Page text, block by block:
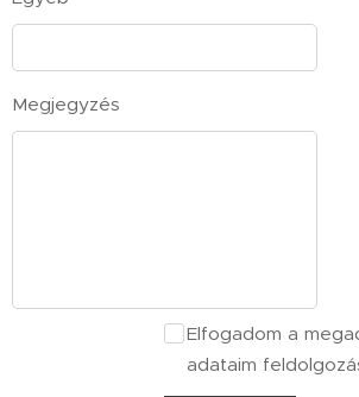
Megjegyzés
Elfogadom a
adataim